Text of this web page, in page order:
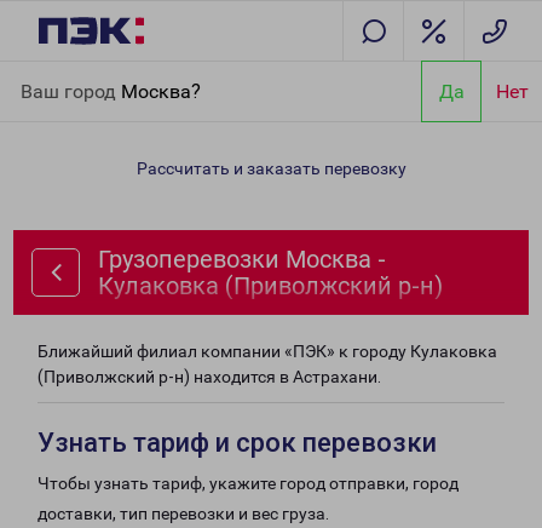
Ваш город Москва? Да Нет
(Приволжский р-н)
Рассчитать и заказать перевозку
Грузоперевозки Москва -
Кулаковка (Приволжский р-н)
Ближайший филиал компании «ПЭК» к городу Кулаковка
(Приволжский р-н) находится в Астрахани.
Узнать тариф и срок перевозки
Чтобы узнать тариф, укажите город отправки, город
доставки, тип перевозки и вес груза.